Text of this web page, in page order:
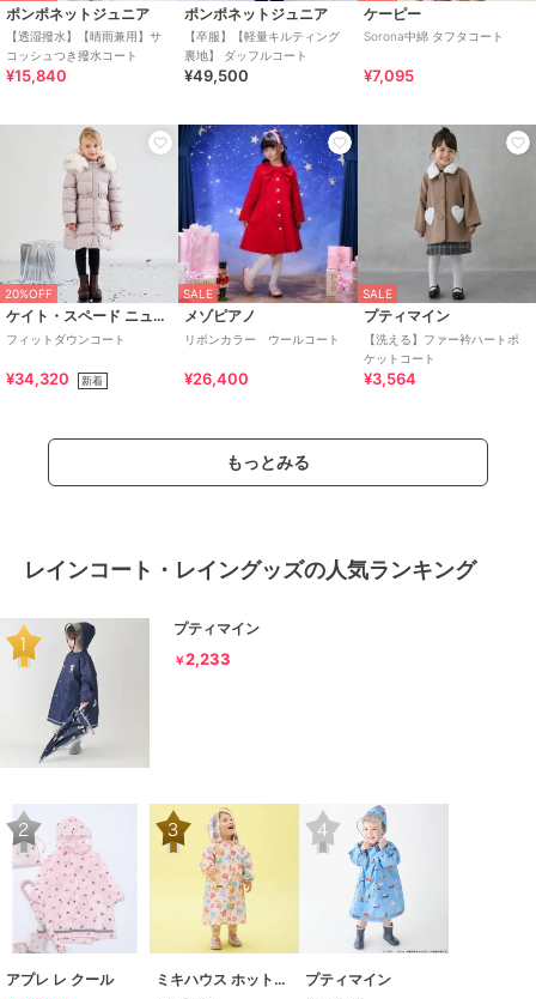
ポンポネットジュニア
【透湿撥水】【晴雨兼用】サ
コッシュつき撥水コート
¥15,840
ポンポネットジュニア
【卒服】【軽量キルティング
裏地】 ダッフルコート
¥49,500
ケーピー
Sorona中綿 タフタコート
¥7,095
20%OFF
ケイト・スペード ニューヨーク キッズ
フィットダウンコート
¥34,320 新着
SALE
メゾピアノ
リボンカラー ウールコート
¥26,400
SALE
プティマイン
【洗える】ファー衿ハートポ
ケットコート
¥3,564
もっとみる
レインコート・レイングッズの人気ランキング
プティマイン
￥2,233
アプレ レ クール ミキハウス ホットビスケッツ プティマイン